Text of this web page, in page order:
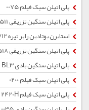
پلی اتیلن سبک فیلم 0075
پلی اتیلن سنگین تزریقی 52511
استایرن بوتادین رابر تیره 1712
پلی اتیلن سنگین تزریقی 52518
پلی اتیلن سنگین بادی BL3
پلی اتیلن سبک فیلم 0200
پلی اتیلن سبک فیلم 2420H